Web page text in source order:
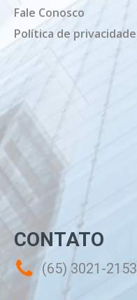
Fale Conosco
Política de privacidade
CONTATO
(65) 3021-2153